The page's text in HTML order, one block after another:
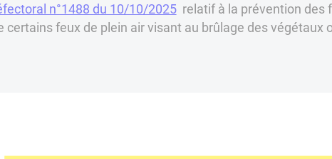
n°1488 du 10/10/2025relatif à la prévention des
certains feux de plein air visant au brûlage des